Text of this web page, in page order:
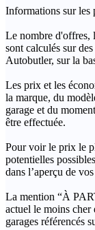
Informations sur les
Le nombre d'offres,
sont calculés sur
Autobutler, sur la
Les prix et les
la marque, du
garage et du
être effectuée.
Pour voir le prix le
potentielles
dans l’aperçu de
La mention “À
actuel le moins cher
garages référencés